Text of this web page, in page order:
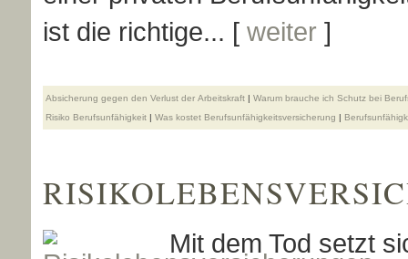
ist die richtige... [ weiter ]
Absicherung gegen den Verlust der Arbeitskraft | Warum brauche ich Schutz bei
Risiko Berufs­unfähig­keit | Was kostet Berufs­unfähig­keitsversicherung |
Mit dem Tod setzt